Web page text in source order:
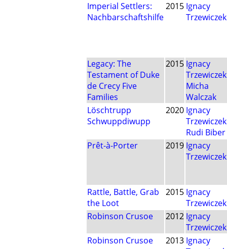
Imperial Settlers:
Nachbarschaftshilfe
2015 Ignacy
Trzewiczek
Legacy: The
Testament of Duke
de Crecy Five
Families
2015 Ignacy
Trzewiczek
Micha
Walczak
Löschtrupp
Schwuppdiwupp
2020 Ignacy
Trzewiczek
Rudi Biber
Prêt-à-Porter
2019 Ignacy
Trzewiczek
Rattle, Battle, Grab
the Loot
2015 Ignacy
Trzewiczek
Robinson Crusoe
2012 Ignacy
Trzewiczek
Robinson Crusoe
2013 Ignacy